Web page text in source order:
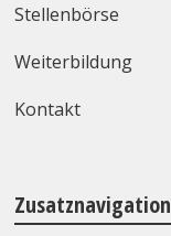
Stellenbörse
Weiterbildung
Kontakt
Zusatznavigation